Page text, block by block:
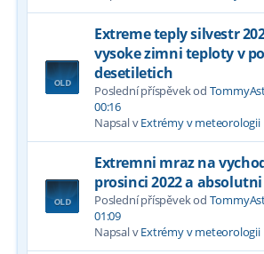
Extreme teply silvestr
vysoke zimni teploty v
desetiletich
Poslední příspěvek od
00:16
Napsal vExtrémy v meteorologii
Extremni mraz na
prosinci 2022 a
Poslední příspěvek od
01:09
Napsal vExtrémy v meteorologii